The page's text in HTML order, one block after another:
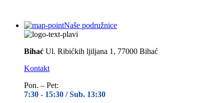
Naše podružnice
Bihać Ul. Ribićkih ljiljana 1, 77000 Bihać
Kontakt
Pon. – Pet:
7:30 - 15:30 / Sub. 13:30